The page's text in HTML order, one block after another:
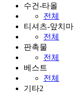
수건-타올
전체
티셔츠-앞치마
전체
판촉물
전체
베스트
전체
기타2